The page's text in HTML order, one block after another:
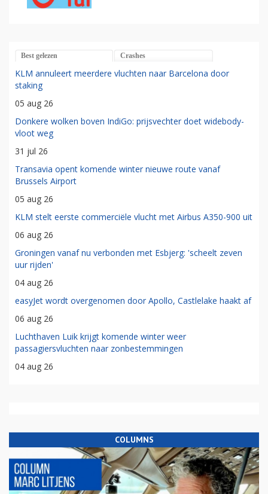
Best gelezen Crashes
KLM annuleert meerdere vluchten naar Barcelona door
staking
05 aug 26
Donkere wolken boven IndiGo: prijsvechter doet widebody-
vloot weg
31 jul 26
Transavia opent komende winter nieuwe route vanaf
Brussels Airport
05 aug 26
KLM stelt eerste commerciële vlucht met Airbus A350-900 uit
06 aug 26
Groningen vanaf nu verbonden met Esbjerg: 'scheelt zeven
uur rijden'
04 aug 26
easyJet wordt overgenomen door Apollo, Castlelake haakt af
06 aug 26
Luchthaven Luik krijgt komende winter weer
passagiersvluchten naar zonbestemmingen
04 aug 26
COLUMNS